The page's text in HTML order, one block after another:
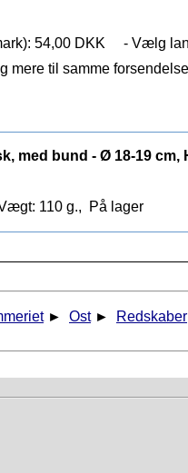
54,00 DKK
- Vælg
mere til samme
med bund - Ø 18-19 cm,
110 g., På lager
► Ost ► Redskaber